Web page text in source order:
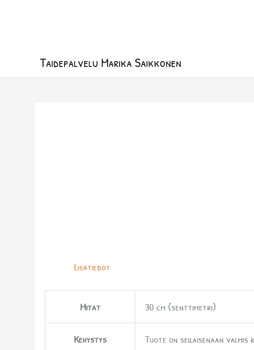
Taidepalvelu Marika Saikkonen
Lisätiedot
Mitat 30 cm (senttimetri)
Kehystys Tuote on sellaisenaan